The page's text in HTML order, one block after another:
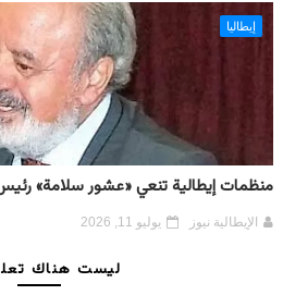
إيطاليا
منظمات إيطالية تنعي «عشور سلامة»
الإيطالية نيوز يوليو 11, 2026
ليست هناك